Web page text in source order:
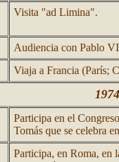
Visita "ad Limina".
Audiencia con Pablo
Viaja a Francia (París;
1974
Participa en el
Tomás que se celebra
Participa, en Roma, en